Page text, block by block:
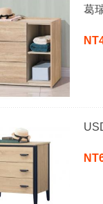
葛